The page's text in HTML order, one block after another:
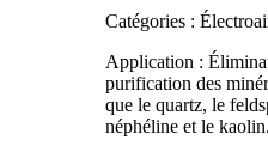
Catégories :
Application :
purification des
que le quartz, le
néphéline et le kaolin.